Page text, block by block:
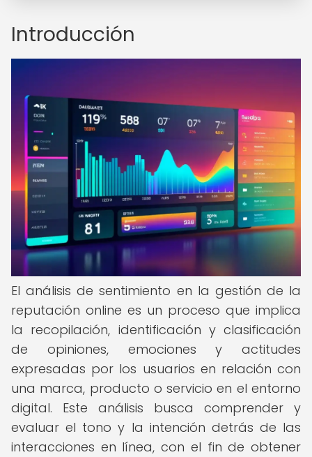
Introducción
El análisis de sentimiento en la gestión de la
reputación online es un proceso que implica
la recopilación, identificación y clasificación
de opiniones, emociones y actitudes
expresadas por los usuarios en relación con
una marca, producto o servicio en el entorno
digital. Este análisis busca comprender y
evaluar el tono y la intención detrás de las
interacciones en línea, con el fin de obtener